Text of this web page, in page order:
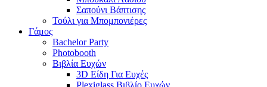
Σαπούνι Βάπτισης
Τούλι για Μπομπονιέρες
Γάμος
Bachelor Party
Photobooth
Βιβλία Ευχών
3D Είδη Για Ευχές
Plexiglass Βιβλίο Ευχών